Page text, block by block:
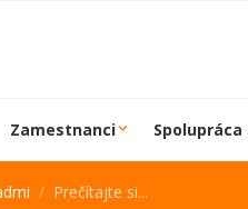
Zamestnanci
Prečítajte si...